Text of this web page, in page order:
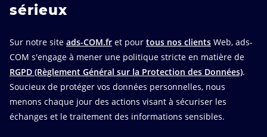
sérieux
Sur notre site ads-COM.fr et pour tous nos clients Web, ads-
COM s'engage à mener une politique stricte en matière de
RGPD (Règlement Général sur la Protection des Données).
Soucieux de protéger vos données personnelles, nous
menons chaque jour des actions visant à sécuriser les
échanges et le traitement des informations sensibles.